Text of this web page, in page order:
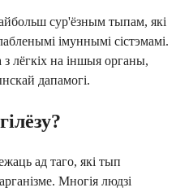
сур'ёзным тыпам, які
імуннымі сістэмамі.
лёгкіх на іншыя органы,
дапамогі.
ад таго, які тып
Многія людзі